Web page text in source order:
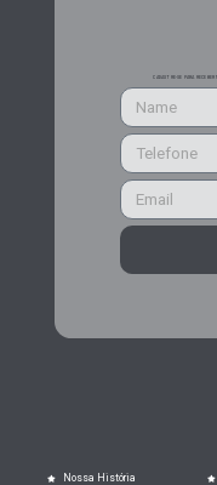
CADASTRE-SE PARA
Nossa História